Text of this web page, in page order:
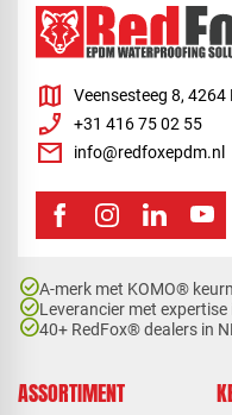
ASSORTIMENT
map Veensesteeg 8, 4264
phone_enabled +31 416 75 02 55
mail info@redfoxepdm.nl
check_circleA-merk met KOMO®
check_circleLeverancier met
check_circle40+ RedFox® dealers in NL